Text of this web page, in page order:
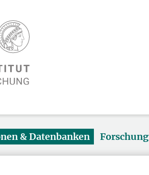
& Datenbanken Forschung